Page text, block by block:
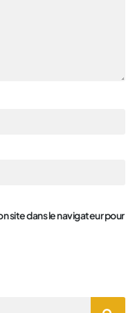
site dans le navigateur pour